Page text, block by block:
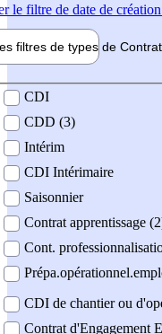
le filtre de date de
filtres de types de Contrat
contrat
CDI
CDD (3)
Intérim
CDI Intérimaire
Saisonnier
Contrat apprentissage
Cont.
CDI de chantier ou
Contrat d'Engagement